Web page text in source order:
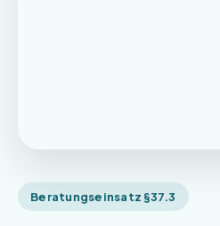
Beratungseinsatz §37.3